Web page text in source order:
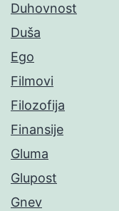
Duhovnost
Duša
Ego
Filmovi
Filozofija
Finansije
Gluma
Glupost
Gnev